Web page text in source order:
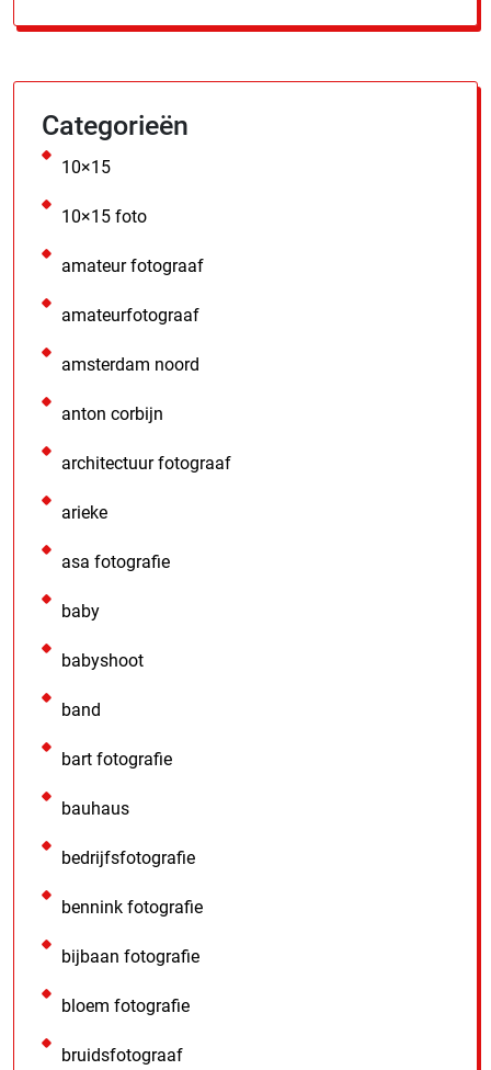
Categorieën
10×15
10×15 foto
amateur fotograaf
amateurfotograaf
amsterdam noord
anton corbijn
architectuur fotograaf
arieke
asa fotografie
baby
babyshoot
band
bart fotografie
bauhaus
bedrijfsfotografie
bennink fotografie
bijbaan fotografie
bloem fotografie
bruidsfotograaf